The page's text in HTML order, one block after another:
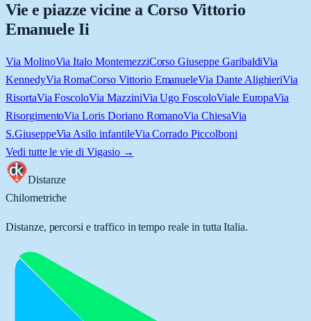
Vie e piazze vicine a Corso Vittorio
Emanuele Ii
Via MolinoVia Italo MontemezziCorso Giuseppe GaribaldiVia
KennedyVia RomaCorso Vittorio EmanueleVia Dante AlighieriVia
RisortaVia FoscoloVia MazziniVia Ugo FoscoloViale EuropaVia
RisorgimentoVia Loris Doriano RomanoVia ChiesaVia
S.GiuseppeVia Asilo infantileVia Corrado Piccolboni
Vedi tutte le vie di Vigasio→
Distanze
Chilometriche
Distanze, percorsi e traffico in tempo reale in tutta Italia.